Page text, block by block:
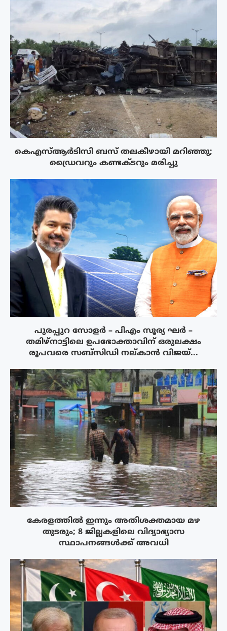
കെഎസ്ആർടിസി ബസ് തലകീഴായി മറിഞ്ഞു;
ഡ്രൈവറും കണ്ടക്ടറും മരിച്ചു
പുരപ്പുറ സോളർ – പിഎം സൂര്യ ഘർ –
തമിഴ്നാട്ടിലെ ഉപഭോക്താവിന് ഒരുലക്ഷം
രൂപവരെ സബ്സിഡി നല്കാൻ വിജയ്...
കേരളത്തിൽ ഇന്നും അതിശക്തമായ മഴ
തുടരും; 8 ജില്ലകളിലെ വിദ്യാഭ്യാസ
സ്ഥാപനങ്ങൾക്ക് അവധി